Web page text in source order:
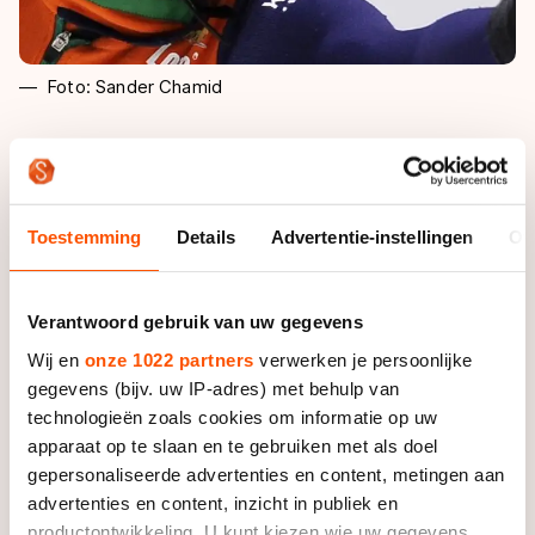
Toestemming Details Advertentie-instellingen
Verantwoord gebruik van uw gegevens
Wij en onze 1022 partners verwerken je persoonlijke
gegevens (bijv. uw IP-adres) met behulp van
technologieën zoals cookies om informatie op uw
apparaat op te slaan en te gebruiken met als doel
gepersonaliseerde advertenties en content, metingen aan
advertenties en content, inzicht in publiek en
Foto: Sander Chamid
De frustratie over de onterechte penalty kon Van
Kerkhof snel van zich afzetten, maar keerde als een
in het tussenklassement bekeek. Eenentwintigste.
heb er vannacht wakker van gelegen. Ik voelde weer
Die agressie nam ze zondagochtend mee naar de
ijsbaan. “Ik dacht: iedereen die in mijn weg rijdt
vandaag is de pineut. Ik ga het recht zetten.” Dat
lukte Van Kerkhof op de 1000 meter. In de kwartfinale
schoof ze aan het einde van de race langs de Chinese